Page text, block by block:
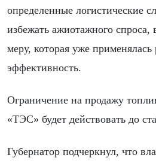
определенные логистические
избежать ажиотажного спроса,
меру, которая уже
эффективность.
Ограничение на продажу
«ТЭС» будет действовать до
Губернатор подчеркнул, что